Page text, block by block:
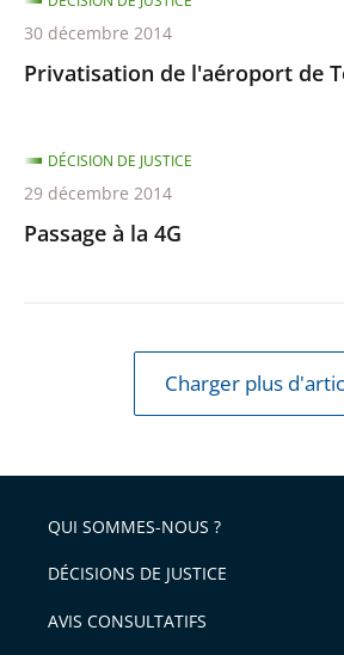
Privatisation de l'aéroport de
30 décembre 2014
Passage à la 4G
DÉCISION DE JUSTICE
29 décembre 2014
Charger plus
QUI SOMMES-NOUS ?
DÉCISIONS DE JUSTICE
AVIS CONSULTATIFS